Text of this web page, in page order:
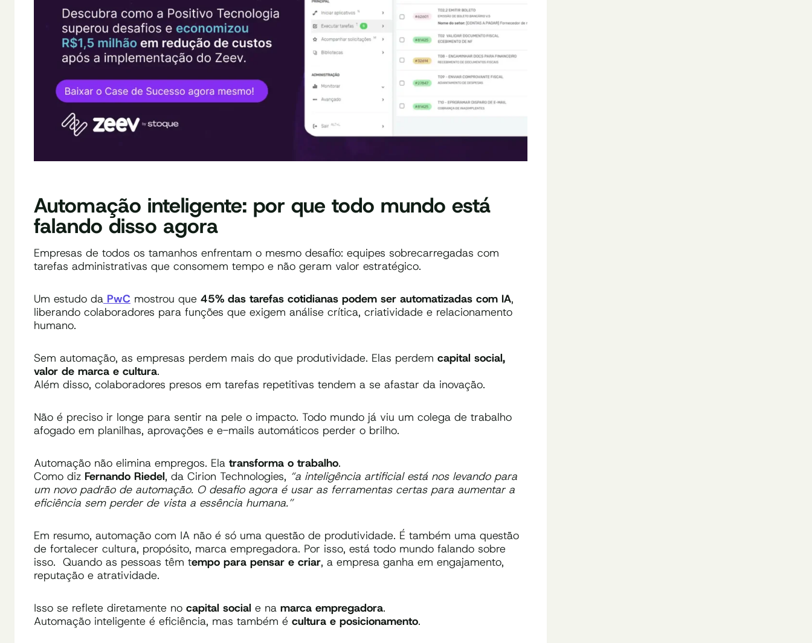
Automação inteligente: por que todo mundo está
falando disso agora
Empresas de todos os tamanhos enfrentam o mesmo desafio: equipes sobrecarregadas com
tarefas administrativas que consomem tempo e não geram valor estratégico.
Um estudo da PwC mostrou que 45% das tarefas cotidianas podem ser automatizadas com IA,
liberando colaboradores para funções que exigem análise crítica, criatividade e relacionamento
humano.
Sem automação, as empresas perdem mais do que produtividade. Elas perdem capital social,
valor de marca e cultura.
Além disso, colaboradores presos em tarefas repetitivas tendem a se afastar da inovação.
Não é preciso ir longe para sentir na pele o impacto. Todo mundo já viu um colega de trabalho
afogado em planilhas, aprovações e e-mails automáticos perder o brilho.
Automação não elimina empregos. Ela transforma o trabalho.
Como diz Fernando Riedel, da Cirion Technologies, “a inteligência artificial está nos levando para
um novo padrão de automação. O desafio agora é usar as ferramentas certas para aumentar a
eficiência sem perder de vista a essência humana.”
Em resumo, automação com IA não é só uma questão de produtividade. É também uma questão
de fortalecer cultura, propósito, marca empregadora. Por isso, está todo mundo falando sobre
isso. Quando as pessoas têm tempo para pensar e criar, a empresa ganha em engajamento,
reputação e atratividade.
Isso se reflete diretamente no capital social e na marca empregadora.
Automação inteligente é eficiência, mas também é cultura e posicionamento.